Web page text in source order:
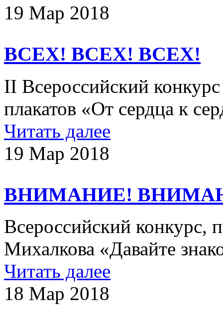
19 Мар 2018
ВСЕХ! ВСЕХ! ВСЕХ!
II Всероссийский
плакатов «От сердца к
Читать далее
19 Мар 2018
ВНИМАНИЕ!
Всероссийский конкурс,
Михалкова «Давайте
Читать далее
18 Мар 2018